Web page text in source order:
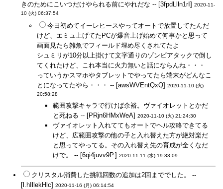
きのためにこいつだけやられる前にやれだな -- [3fpdLlln1rI] 2020-11-
10 (火) 06:37:54
今日初めてイーレヒースやってオートで放置してたんだ
けど、エミュ上げてたPCが爆音上げ始めて何事かと思って
画面見たら雑魚でフィールド埋め尽くされてたよ
シュミリが10分以上掛けて文字通りのゾンビアタックで倒し
てくれたけど、これ本当に火力無いと話にならんね・・・
っていうかスマホやタブレットでやってたら端末がどんなこ
とになってたやら・・・ -- [awsWVEntQxQ] 2020-11-10 (火)
20:58:28
範囲攻撃キャラで行けば余裕。ヴァイオレットとかだ
と死ねる -- [PRjn6HMxWeA] 2020-11-10 (火) 21:24:30
ヴァイオレット入れててもオートでヘル攻略できてる
けど、広範囲攻撃の他の子と入れ替えた方が絶対楽だ
と思ってやってる。その入れ替え先の育成が全くなだ
けで。 -- [6qi4juvv9P.] 2020-11-11 (水) 19:33:09
クリスタル消費した挑戦回数の追加は2回まででした。 --
[l.hIllekHlc] 2020-11-16 (月) 06:14:54